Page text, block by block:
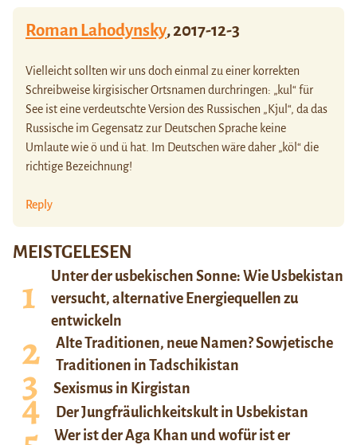
MEISTGELESEN
Unter der usbekischen Sonne: Wie Usbekistan
versucht, alternative Energiequellen zu
entwickeln
Alte Traditionen, neue Namen? Sowjetische
Traditionen in Tadschikistan
Sexismus in Kirgistan
Der Jungfräulichkeitskult in Usbekistan
Wer ist der Aga Khan und wofür ist er
Roman Lahodynsky,2017-12-3
Vielleicht sollten wir uns doch einmal zu einer korrekten
Schreibweise kirgisischer Ortsnamen durchringen: „kul“ für
See ist eine verdeutschte Version des Russischen „Kjul“, da das
Russische im Gegensatz zur Deutschen Sprache keine
Umlaute wie ö und ü hat. Im Deutschen wäre daher „köl“ die
richtige Bezeichnung!
Reply